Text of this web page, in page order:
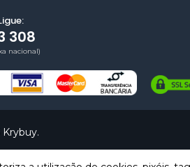
308
nacional)